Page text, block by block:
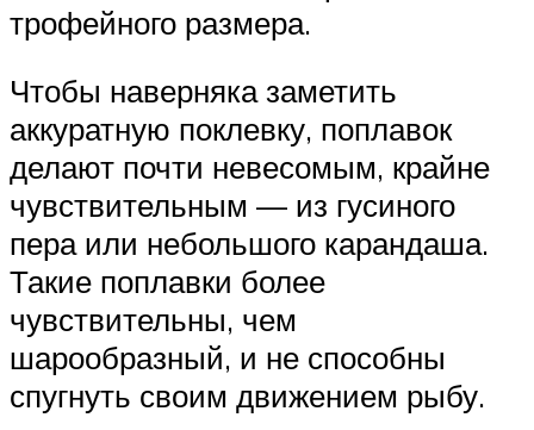
трофейного размера.
Чтобы наверняка заметить
аккуратную поклевку, поплавок
делают почти невесомым, крайне
чувствительным — из гусиного
пера или небольшого карандаша.
Такие поплавки более
чувствительны, чем
шарообразный, и не способны
спугнуть своим движением рыбу.